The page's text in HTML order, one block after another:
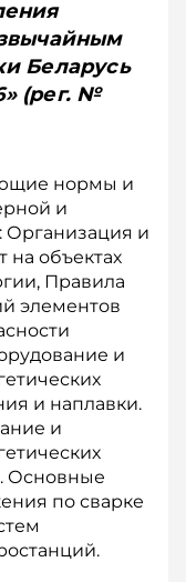
Беларусь
(рег. №
нормы и
и
Организация и
на объектах
Правила
элементов
и
и наплавки.
и
Основные
по сварке